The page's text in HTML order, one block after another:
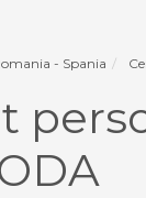
- Spania